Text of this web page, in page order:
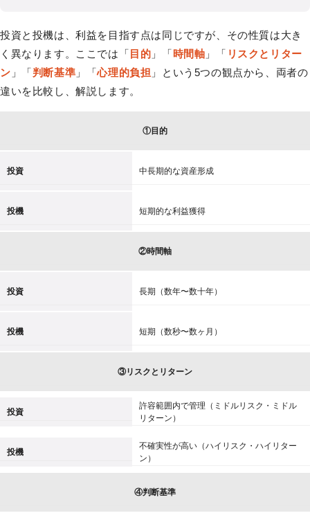
投資と投機は、利益を目指す点は同じですが、その性質は大き
く異なります。ここでは「 目的 」「時間軸 」「 リスクとリター
ン 」「判断基準 」「心理的負担 」という5つの観点から、両者の
違いを比較し、解説します。
①目的
投資 中長期的な資産形成
投機 短期的な利益獲得
②時間軸
投資 長期（数年〜数十年）
投機 短期（数秒〜数ヶ月）
③リスクとリターン
投資
許容範囲内で管理（ミドルリスク・ミドル
リターン）
投機
不確実性が高い（ハイリスク・ハイリター
ン）
④判断基準